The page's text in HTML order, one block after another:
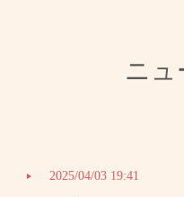
ニュ
2025/04/03 19:41